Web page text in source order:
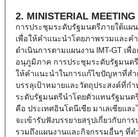
2. MINISTERIAL MEETING
การประชุมระดับรัฐมนตรีภายใต้แผน
เพื่อให้คำแนะนำโดยภาพรวมและค
ดำเนินการตามแผนงาน IMT-GT เ
อนุภูมิภาค การประชุมระดับรัฐมนตรี
ให้คำแนะนำในการแก้ไขปัญหาที่ส
บรรลุเป้าหมายและวัตถุประสงค์ที่ก
ระดับรัฐมนตรีนำโดยตัวแทนรัฐมนต
คือ ประเทศอินโดนีเซีย มาเลเซียแล
จะเข้ารับฟังบรรยายสรุปเกี่ยวกับก
รวมถึงแผนงานและกิจกรรมอื่นๆ ที่ด